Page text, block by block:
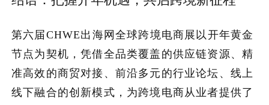
第六届CHWE出海网全球跨境电商展以开年黄金
节点为契机，凭借全品类覆盖的供应链资源、精
准高效的商贸对接、前沿多元的行业论坛、线上
线下融合的创新模式，为跨境电商从业者提供了